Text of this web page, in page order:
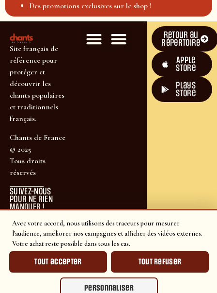
Avec votre accord, nous utilisons des traceurs pour mesurer
l'audience, améliorer nos campagnes et afficher des vidéos externes.
Votre achat reste possible dans tous les cas.
Tout accepter Tout refuser
Personnaliser
Des promotions exclusives sur le shop !
Site français de
référence pour
protéger et
découvrir les
chants populaires
et traditionnels
français.
Chants de France
© 2025
Tous droits
réservés
SUIVEZ-NOUS
POUR NE RIEN
MANQUER !
Retour au
répertoire
Apple
Store
plays
store